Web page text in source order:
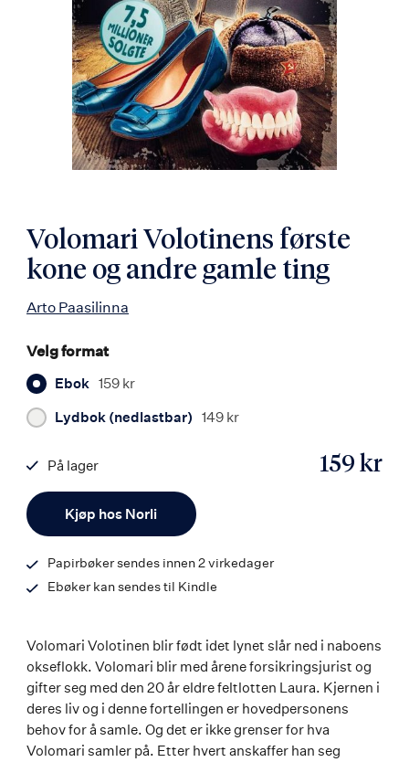
Volomari Volotinens første
kone og andre gamle ting
Arto Paasilinna
Velg format
Ebok 159 kr
Lydbok (nedlastbar) 149 kr
Kjøp hos Norli
159 kr
På lager
9788203217623
Papirbøker sendes innen 2 virkedager
Ebøker kan sendes til Kindle
Volomari Volotinen blir født idet lynet slår ned i naboens
okseflokk. Volomari blir med årene forsikringsjurist og
gifter seg med den 20 år eldre feltlotten Laura. Kjernen i
deres liv og i denne fortellingen er hovedpersonens
behov for å samle. Og det er ikke grenser for hva
Volomari samler på. Etter hvert anskaffer han seg